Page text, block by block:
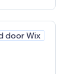
door Wix